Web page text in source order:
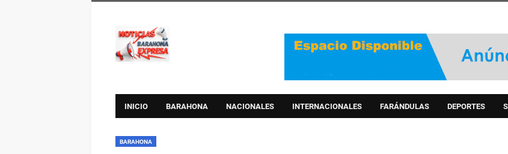
INICIO BARAHONA NACIONALES INTERNACIONALES FARÁNDULAS DEPORTES
BARAHONA